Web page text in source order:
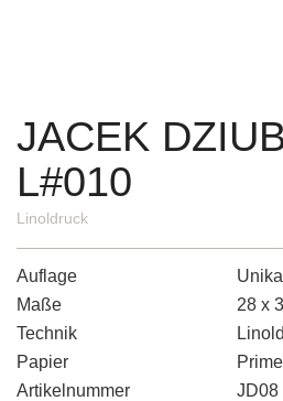
JACEK
L#010
Linoldruck
Auflage
Maße
28 x
Technik
Papier
Artikelnummer
JD08